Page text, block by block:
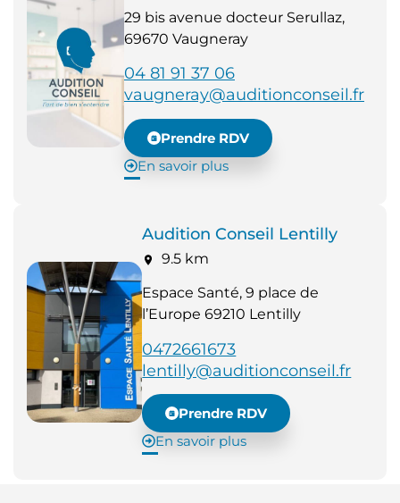
29 bis avenue docteur Serullaz,
69670 Vaugneray
04 81 91 37 06
vaugneray@auditionconseil.fr
Prendre RDV
En savoir plus
Audition Conseil Lentilly
9.5 km
Espace Santé, 9 place de
l’Europe 69210 Lentilly
0472661673
lentilly@auditionconseil.fr
Prendre RDV
En savoir plus